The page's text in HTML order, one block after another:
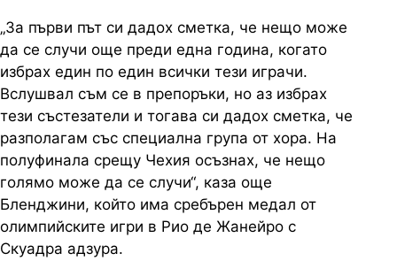
„За първи път си дадох сметка, че нещо може
да се случи още преди една година, когато
избрах един по един всички тези играчи.
Вслушвал съм се в препоръки, но аз избрах
тези състезатели и тогава си дадох сметка, че
разполагам със специална група от хора. На
полуфинала срещу Чехия осъзнах, че нещо
голямо може да се случи“, каза още
Бленджини, който има сребърен медал от
олимпийските игри в Рио де Жанейро с
Скуадра адзура.